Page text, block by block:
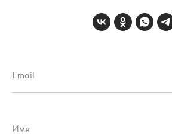
Email
Имя